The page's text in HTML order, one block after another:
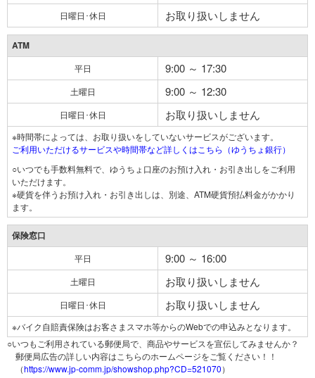
日曜日･休日 お取り扱いしません
ATM
平日 9:00 ～ 17:30
土曜日 9:00 ～ 12:30
日曜日･休日 お取り扱いしません
※時間帯によっては、お取り扱いをしていないサービスがございます。
ご利用いただけるサービスや時間帯など詳しくはこちら（ゆうちょ銀行）
○いつでも手数料無料で、ゆうちょ口座のお預け入れ・お引き出しをご利用
いただけます。
※硬貨を伴うお預け入れ・お引き出しは、別途、ATM硬貨預払料金がかかり
ます。
保険窓口
平日 9:00 ～ 16:00
土曜日 お取り扱いしません
日曜日･休日 お取り扱いしません
※バイク自賠責保険はお客さまスマホ等からのWebでの申込みとなります。
○いつもご利用されている郵便局で、商品やサービスを宣伝してみませんか？
郵便局広告の詳しい内容はこちらのホームページをご覧ください！！
（https://www.jp-comm.jp/showshop.php?CD=521070）